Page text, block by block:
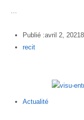
Publié :avril 2, 2021
Author
recit
Actualité